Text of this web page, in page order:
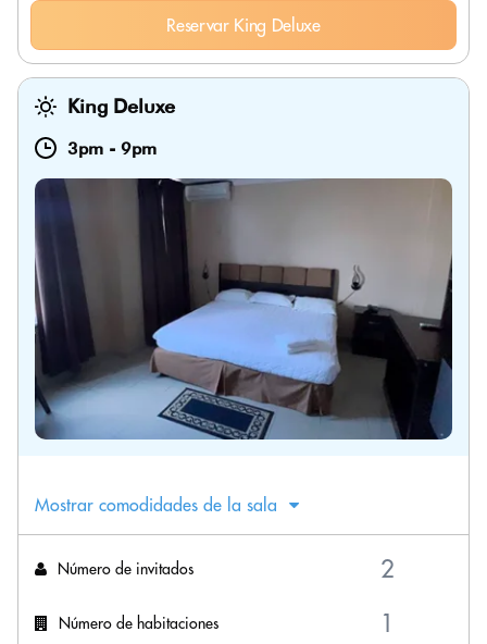
Reservar King Deluxe
King Deluxe
3pm - 9pm
Mostrar comodidades de la sala
Número de invitados
Número de habitaciones